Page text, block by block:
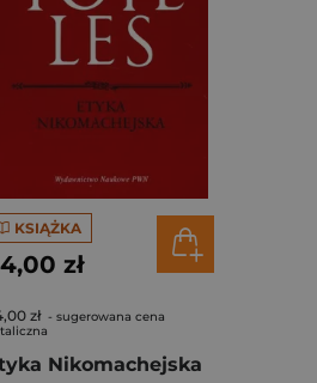
KSIĄŻKA
zł
zł - sugerowana cena
Nikomachejska